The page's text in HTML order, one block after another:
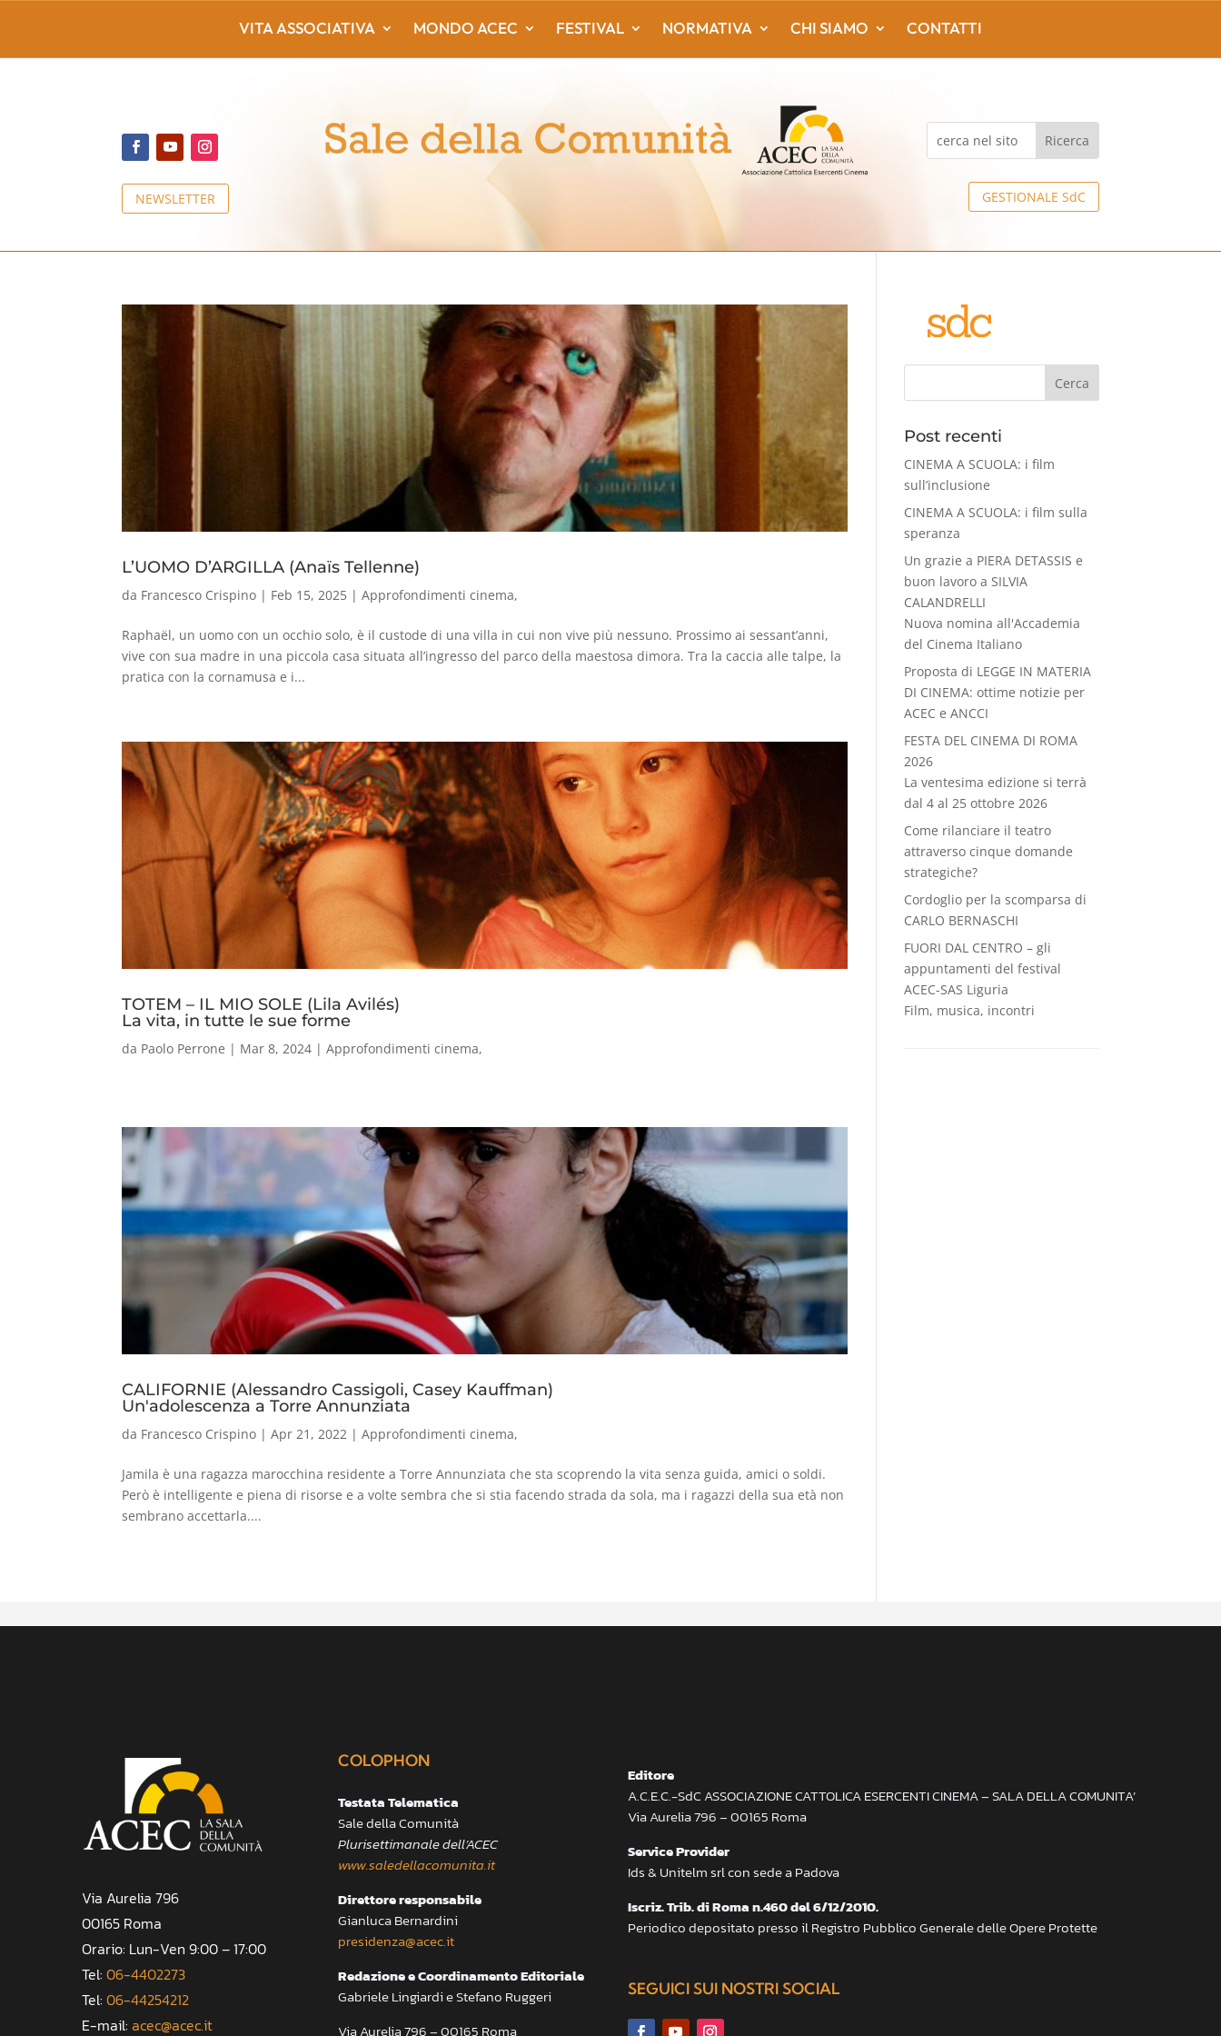
NEWSLETTER GESTIONALE SdC
VITA ASSOCIATIVA MONDO ACEC FESTIVAL NORMATIVA CHI SIAMO CONTATTI
L’UOMO D’ARGILLA (Anaïs Tellenne)
da Francesco Crispino | Feb 15, 2025 |Approfondimenti cinema,
Raphaël, un uomo con un occhio solo, è il custode di una villa in cui non vive più nessuno. Prossimo ai sessant’anni,
vive con sua madre in una piccola casa situata all’ingresso del parco della maestosa dimora. Tra la caccia alle talpe, la
pratica con la cornamusa e i...
TOTEM – IL MIO SOLE (Lila Avilés)
La vita, in tutte le sue forme
da Paolo Perrone | Mar 8, 2024 |Approfondimenti cinema,
CALIFORNIE (Alessandro Cassigoli, Casey Kauffman)
Un'adolescenza a Torre Annunziata
da Francesco Crispino |Apr 21, 2022 |Approfondimenti cinema,
Jamila è una ragazza marocchina residente a Torre Annunziata che sta scoprendo la vita senza guida, amici o soldi.
Però è intelligente e piena di risorse e a volte sembra che si stia facendo strada da sola, ma i ragazzi della sua età non
sembrano accettarla....
Cerca
Post recenti
CINEMA A SCUOLA: i film
sull’inclusione
CINEMA A SCUOLA: i film sulla
speranza
Un grazie a PIERA DETASSIS e
buon lavoro a SILVIA
CALANDRELLI
Nuova nomina all'Accademia
del Cinema Italiano
Proposta di LEGGE IN MATERIA
DI CINEMA: ottime notizie per
ACEC e ANCCI
FESTA DEL CINEMA DI ROMA
2026
La ventesima edizione si terrà
dal 4 al 25 ottobre 2026
Come rilanciare il teatro
attraverso cinque domande
strategiche?
Cordoglio per la scomparsa di
CARLO BERNASCHI
FUORI DAL CENTRO – gli
appuntamenti del festival
ACEC-SAS Liguria
Film, musica, incontri
Via Aurelia 796
00165 Roma
Orario: Lun-Ven 9:00 – 17:00
Tel: 06-4402273
Tel: 06-44254212
E-mail: acec@acec.it
COLOPHON
Testata Telematica
Sale della Comunità
Plurisettimanale dell’ACEC
www.saledellacomunita.it
Direttore responsabile
Gianluca Bernardini
presidenza@acec.it
Redazione e Coordinamento Editoriale
Gabriele Lingiardi e Stefano Ruggeri
Via Aurelia 796 – 00165 Roma
Editore
A.C.E.C.-SdC ASSOCIAZIONE CATTOLICA ESERCENTI CINEMA – SALA DELLA COMUNITA’
Via Aurelia 796 – 00165 Roma
Service Provider
Ids & Unitelm srl con sede a Padova
Iscriz. Trib. di Roma n.460 del 6/12/2010.
Periodico depositato presso il Registro Pubblico Generale delle Opere Protette
SEGUICI SUI NOSTRI SOCIAL